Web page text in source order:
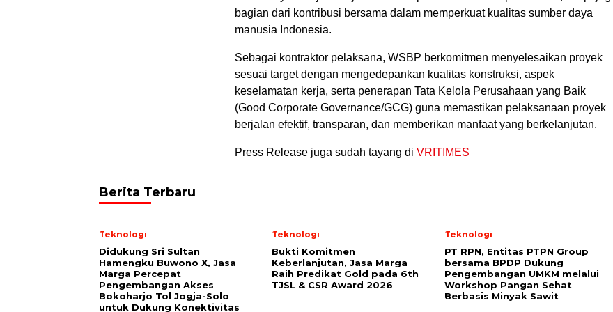
bagian dari kontribusi bersama dalam memperkuat kualitas sumber daya
manusia Indonesia.
Sebagai kontraktor pelaksana, WSBP berkomitmen menyelesaikan proyek
sesuai target dengan mengedepankan kualitas konstruksi, aspek
keselamatan kerja, serta penerapan Tata Kelola Perusahaan yang Baik
(Good Corporate Governance/GCG) guna memastikan pelaksanaan proyek
berjalan efektif, transparan, dan memberikan manfaat yang berkelanjutan.
Press Release juga sudah tayang di VRITIMES
Berita Terbaru
Teknologi
Didukung Sri Sultan
Hamengku Buwono X, Jasa
Marga Percepat
Pengembangan Akses
Bokoharjo Tol Jogja-Solo
untuk Dukung Konektivitas
Teknologi
Bukti Komitmen
Keberlanjutan, Jasa Marga
Raih Predikat Gold pada 6th
TJSL & CSR Award 2026
Teknologi
PT RPN, Entitas PTPN Group
bersama BPDP Dukung
Pengembangan UMKM melalui
Workshop Pangan Sehat
Berbasis Minyak Sawit